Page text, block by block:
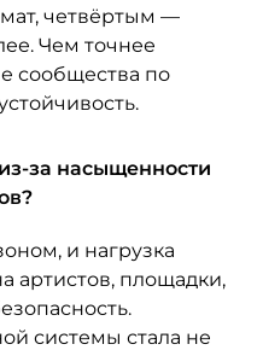
четвёртым —
Чем точнее
сообщества по
за насыщенности
и нагрузка
артистов, площадки,
системы стала не